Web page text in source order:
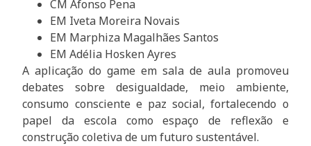
CM Afonso Pena
EM Iveta Moreira Novais
EM Marphiza Magalhães Santos
EM Adélia Hosken Ayres
A aplicação do game em sala de aula promoveu
debates sobre desigualdade, meio ambiente,
consumo consciente e paz social, fortalecendo o
papel da escola como espaço de reflexão e
construção coletiva de um futuro sustentável.